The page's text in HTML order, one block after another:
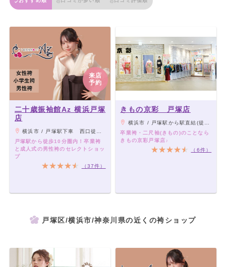
来店
予約
二十歳振袖館Az 横浜戸塚
店
横浜市 / 戸塚駅下車 西口徒歩7分圏内（JR横須賀線・JR東海道本線・JR湘南新宿ライン・横浜市営地下鉄ブルーライン ）
戸塚駅から徒歩10分圏内！卒業袴
と成人式の男性袴のセレクトショッ
プ
（37件）
きもの京彩 戸塚店
横浜市 / 戸塚駅から駅直結(徒歩3分）トツカーナ４階
卒業袴・二尺袖(きもの)のことなら
きもの京彩戸塚店♪
（6件）
戸塚区/横浜市/神奈川県の近くの袴ショップ